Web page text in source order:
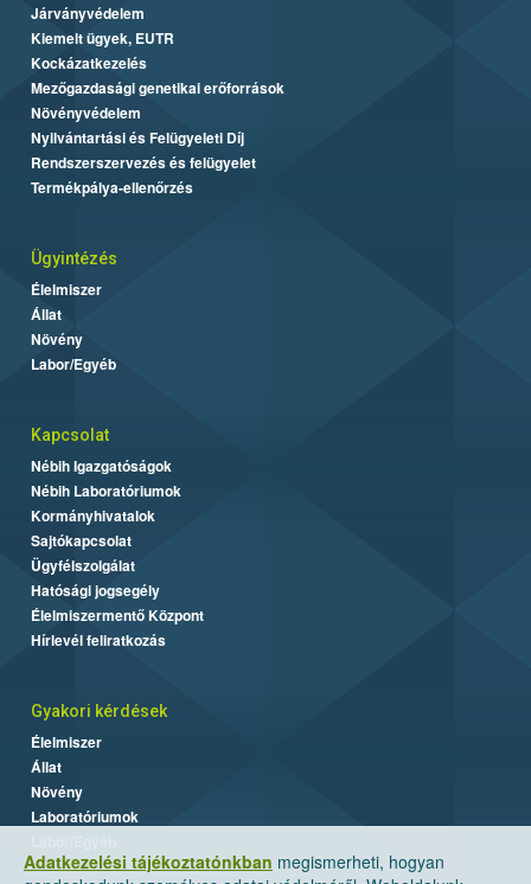
Adatkezelési tájékoztatónkban megismerheti, hogyan
Járványvédelem
Kiemelt ügyek, EUTR
Kockázatkezelés
Mezőgazdasági genetikai erőforrások
Növényvédelem
Nyilvántartási és Felügyeleti Díj
Rendszerszervezés és felügyelet
Termékpálya-ellenőrzés
Ügyintézés
Élelmiszer
Állat
Növény
Labor/Egyéb
Kapcsolat
Nébih Igazgatóságok
Nébih Laboratóriumok
Kormányhivatalok
Sajtókapcsolat
Ügyfélszolgálat
Hatósági jogsegély
Élelmiszermentő Központ
Hírlevél feliratkozás
Gyakori kérdések
Élelmiszer
Állat
Növény
Laboratóriumok